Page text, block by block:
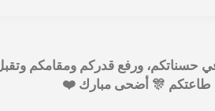
حسناتكم، ورفع قدركم ومقامكم
طاعتكم 🎊 أضحى مبارك ❤️